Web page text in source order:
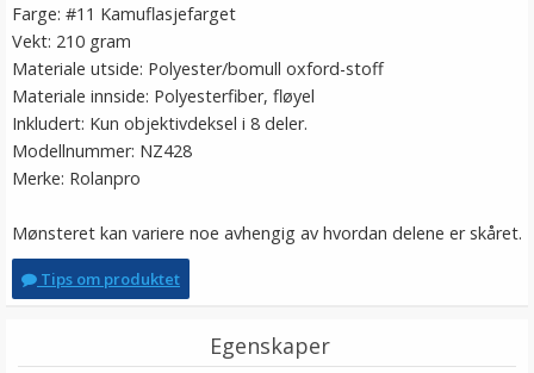
Farge: #11 Kamuflasjefarget
Vekt: 210 gram
Materiale utside: Polyester/bomull oxford-stoff
Materiale innside: Polyesterfiber, fløyel
Inkludert: Kun objektivdeksel i 8 deler.
Modellnummer: NZ428
Merke: Rolanpro
Mønsteret kan variere noe avhengig av hvordan delene er skåret.
Tips om produktet
Egenskaper